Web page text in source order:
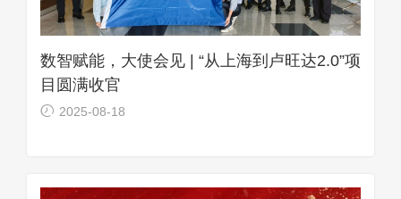
数智赋能，大使会见 | “从上海到卢旺达2.0”项
目圆满收官
2025-08-18